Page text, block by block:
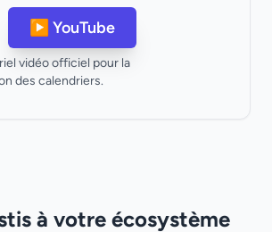
▶️ YouTube
vidéo officiel pour la
des calendriers.
à votre écosystème